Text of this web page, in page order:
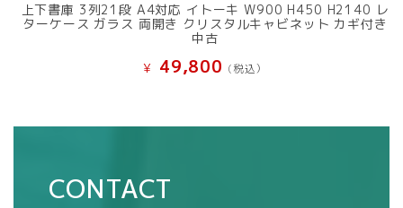
上下書庫 3列21段 A4対応 イトーキ W900 H450 H2140 レ
ターケース ガラス 両開き クリスタルキャビネット カギ付き
中古
¥ 49,800 (税込）
CONTACT